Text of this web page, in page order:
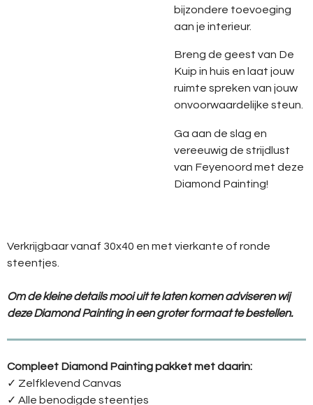
bijzondere toevoeging
aan je interieur.
Breng de geest van De
Kuip in huis en laat jouw
ruimte spreken van jouw
onvoorwaardelijke steun.
Ga aan de slag en
vereeuwig de strijdlust
van Feyenoord met deze
Diamond Painting!
Verkrijgbaar vanaf 30x40 en met vierkante of ronde
steentjes.
Om de kleine details mooi uit te laten komen adviseren wij
deze Diamond Painting in een groter formaat te bestellen.
Compleet Diamond Painting pakket met daarin:
✓ Zelfklevend Canvas
✓ Alle benodigde steentjes